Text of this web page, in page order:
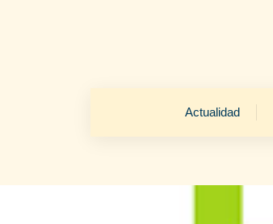
Actualidad